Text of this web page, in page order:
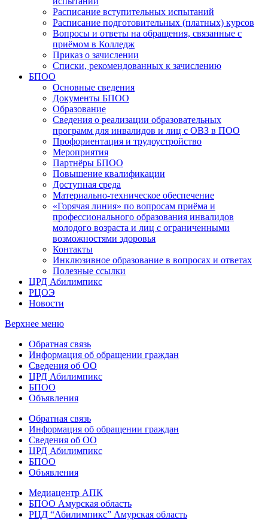
Расписание вступительных испытаний
Расписание подготовительных (платных) курсов
Вопросы и ответы на обращения, связанные с
приёмом в Колледж
Приказ о зачислении
Списки, рекомендованных к зачислению
БПОО
Основные сведения
Документы БПОО
Образование
Сведения о реализации образовательных
программ для инвалидов и лиц с ОВЗ в ПОО
Профориентация и трудоустройство
Мероприятия
Партнёры БПОО
Повышение квалификации
Доступная среда
Материально-техническое обеспечение
«Горячая линия» по вопросам приёма и
профессионального образования инвалидов
молодого возраста и лиц с ограниченными
возможностями здоровья
Контакты
Инклюзивное образование в вопросах и ответах
Полезные ссылки
ЦРД Абилимпикс
РЦОЭ
Новости
Верхнее меню
Обратная связь
Информация об обращении граждан
Сведения об ОО
ЦРД Абилимпикс
БПОО
Объявления
Обратная связь
Информация об обращении граждан
Сведения об ОО
ЦРД Абилимпикс
БПОО
Объявления
Медиацентр АПК
БПОО Амурская область
РЦД “Абилимпикс” Амурская область